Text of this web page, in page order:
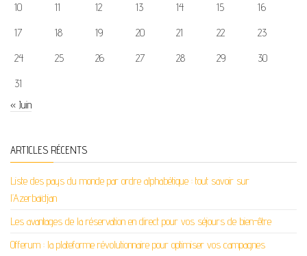
10
11 12 13 14 15
16
17
18 19 20 21 22
23
24
25 26 27 28 29
30
31
« Juin
ARTICLES RÉCENTS
Liste des pays du monde par ordre alphabétique : tout savoir sur
l’Azerbaïdjan
Les avantages de la réservation en direct pour vos séjours de bien-être
Offerum : la plateforme révolutionnaire pour optimiser vos campagnes